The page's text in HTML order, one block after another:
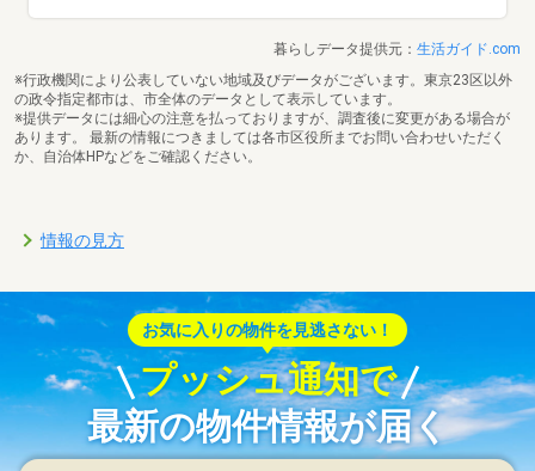
暮らしデータ提供元： 生活ガイド.com
※行政機関により公表していない地域及びデータがございます。東京23区以外
の政令指定都市は、市全体のデータとして表示しています。
※提供データには細心の注意を払っておりますが、調査後に変更がある場合が
あります。 最新の情報につきましては各市区役所までお問い合わせいただく
か、自治体HPなどをご確認ください。
情報の見方
お気に入りの物件を見逃さない！
プッシュ通知で
最新の物件情報が届く